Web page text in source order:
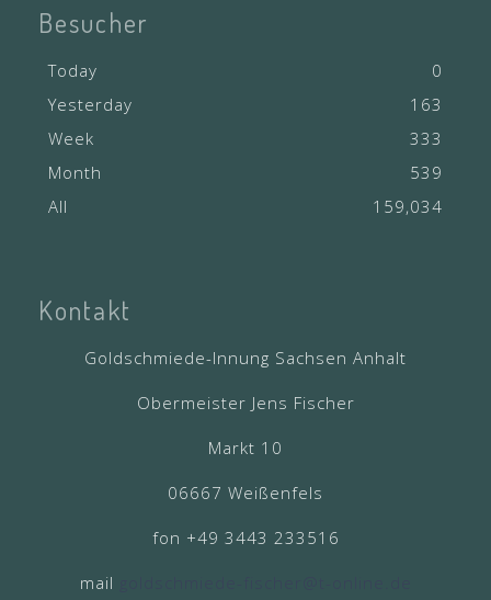
Besucher
Today
0
Yesterday
163
Week
333
Month
539
All
159,034
Kontakt
Goldschmiede-Innung Sachsen Anhalt
Obermeister Jens Fischer
Markt 10
06667 Weißenfels
fon +49 3443 233516
mail